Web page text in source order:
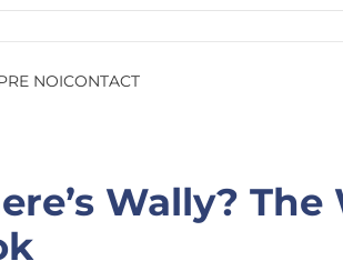
NOICONTACT
Wally? The